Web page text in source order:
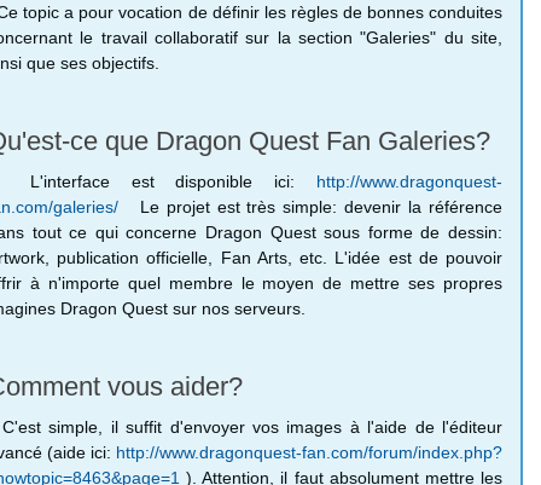
topic a pour vocation de définir les règles de bonnes conduites
le travail collaboratif sur la section "Galeries" du site,
que ses objectifs.
ce que Dragon Quest Fan Galeries?
est disponible ici: http://www.dragonquest-
galeries/ Le projet est très simple: devenir la référence
tout ce qui concerne Dragon Quest sous forme de dessin:
publication officielle, Fan Arts, etc. L'idée est de pouvoir
à n'importe quel membre le moyen de mettre ses propres
Dragon Quest sur nos serveurs.
vous aider?
simple, il suffit d'envoyer vos images à l'aide de l'éditeur
(aide ici: http://www.dragonquest-fan.com/forum/index.php?
). Attention, il faut absolument mettre les